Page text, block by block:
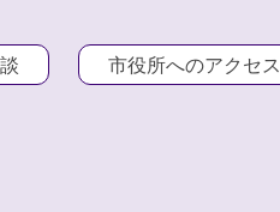
市役所へのアクセス